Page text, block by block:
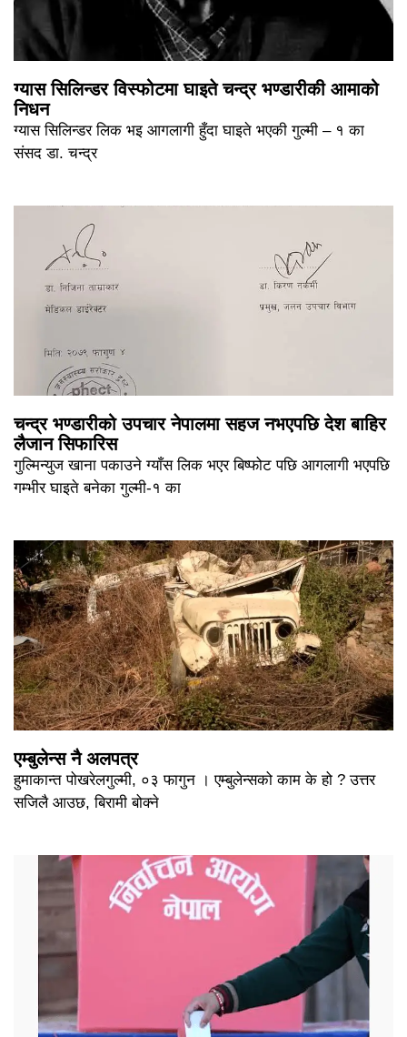
ग्यास सिलिन्डर विस्फोटमा घाइते चन्द्र भण्डारीकी आमाको
निधन
ग्यास सिलिन्डर लिक भइ आगलागी हुँदा घाइते भएकी गुल्मी – १ का
संसद डा. चन्द्र
चन्द्र भण्डारीको उपचार नेपालमा सहज नभएपछि देश बाहिर
लैजान सिफारिस
गुल्मिन्युज खाना पकाउने ग्याँस लिक भएर बिष्फोट पछि आगलागी भएपछि
गम्भीर घाइते बनेका गुल्मी-१ का
एम्बुलेन्स नै अलपत्र
हुमाकान्त पोखरेलगुल्मी, ०३ फागुन । एम्बुलेन्सको काम के हो ? उत्तर
सजिलै आउछ, बिरामी बोक्ने